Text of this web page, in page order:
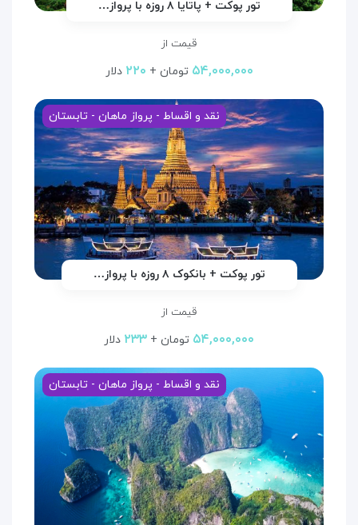
تور پوکت + پاتایا ۸ روزه با پرواز…
قیمت از
۵۴,۰۰۰,۰۰۰ تومان + ۲۲۰ دلار
نقد و اقساط - پرواز ماهان - تابستان
تور پوکت + بانکوک ۸ روزه با پرواز…
قیمت از
۵۴,۰۰۰,۰۰۰ تومان + ۲۳۳ دلار
نقد و اقساط - پرواز ماهان - تابستان